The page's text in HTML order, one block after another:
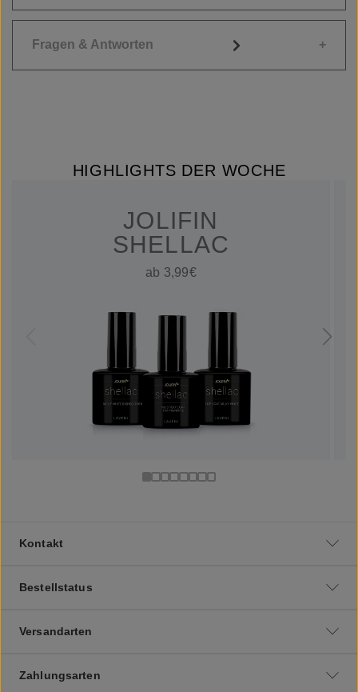
Fragen & Antworten
HIGHLIGHTS DER WOCHE
JOLIFIN
SHELLAC
ab 3,99€
Kontakt
Bestellstatus
Versandarten
Zahlungsarten